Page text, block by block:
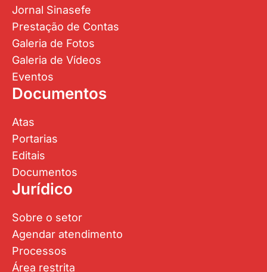
Jornal Sinasefe
Prestação de Contas
Galeria de Fotos
Galeria de Vídeos
Eventos
Documentos
Atas
Portarias
Editais
Documentos
Jurídico
Sobre o setor
Agendar atendimento
Processos
Área restrita